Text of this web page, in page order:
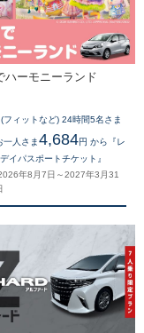
ハーモニーランド
フィットなど) 24時間5名さま
一人さま4,684円 から『レ
イパスポートチケット』
年8月7日～2027年3月31